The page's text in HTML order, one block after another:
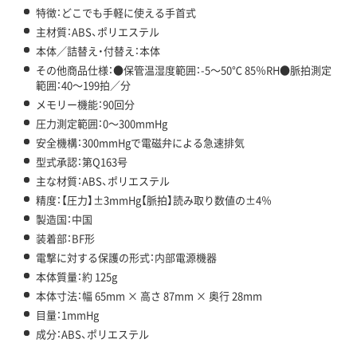
特徴：どこでも手軽に使える手首式
主材質：ABS、ポリエステル
本体／詰替え・付替え：本体
その他商品仕様：●保管温湿度範囲：-5～50℃ 85％RH●脈拍測定
範囲：40～199拍／分
メモリー機能：90回分
圧力測定範囲：0～300mmHg
安全機構：300mmHgで電磁弁による急速排気
型式承認：第Q163号
主な材質：ABS、ポリエステル
精度：【圧力】±3mmHg【脈拍】読み取り数値の±4％
製造国：中国
装着部：BF形
電撃に対する保護の形式：内部電源機器
本体質量：約 125g
本体寸法：幅 65mm × 高さ 87mm × 奥行 28mm
目量：1mmHg
成分：ABS、ポリエステル